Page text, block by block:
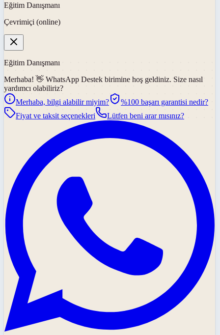
Eğitim Danışmanı
Çevrimiçi (online)
Eğitim Danışmanı
Merhaba! 👋 WhatsApp Destek birimine hoş geldiniz. Size nasıl
yardımcı olabiliriz?
Merhaba, bilgi alabilir miyim?
%100 başarı garantisi nedir?
Fiyat ve taksit seçenekleri
Lütfen beni arar mısınız?